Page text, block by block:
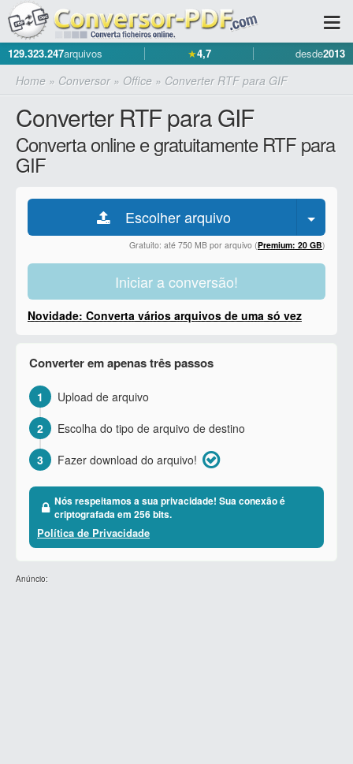
129.323.247arquivos ★4,7 desde2013
Home » Conversor» Office » Converter RTF para GIF
Converter RTF para GIF
Converta online e gratuitamente RTF para
GIF
Escolher arquivo
Gratuito: até 750 MB por arquivo (Premium: 20 GB)
Iniciar a conversão!
Novidade: Converta vários arquivos de uma só vez
Converter em apenas três passos
1
Upload de arquivo
2
Escolha do tipo de arquivo de destino
3
Fazer download do arquivo!
Nós respeitamos a sua privacidade! Sua conexão é
criptografada em 256 bits.
Política de Privacidade
Anúncio: